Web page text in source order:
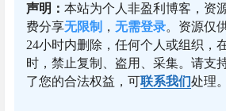
声明： 本站为个人非盈利博客，资
费分享无限制 ， 无需登录。资源仅
24小时内删除，任何个人或组织，
时，禁止复制、盗用、采集。请支
了您的合法权益，可联系我们处理。